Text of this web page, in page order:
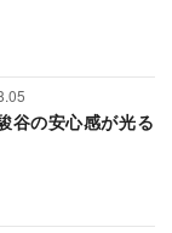
谷の安心感が光る